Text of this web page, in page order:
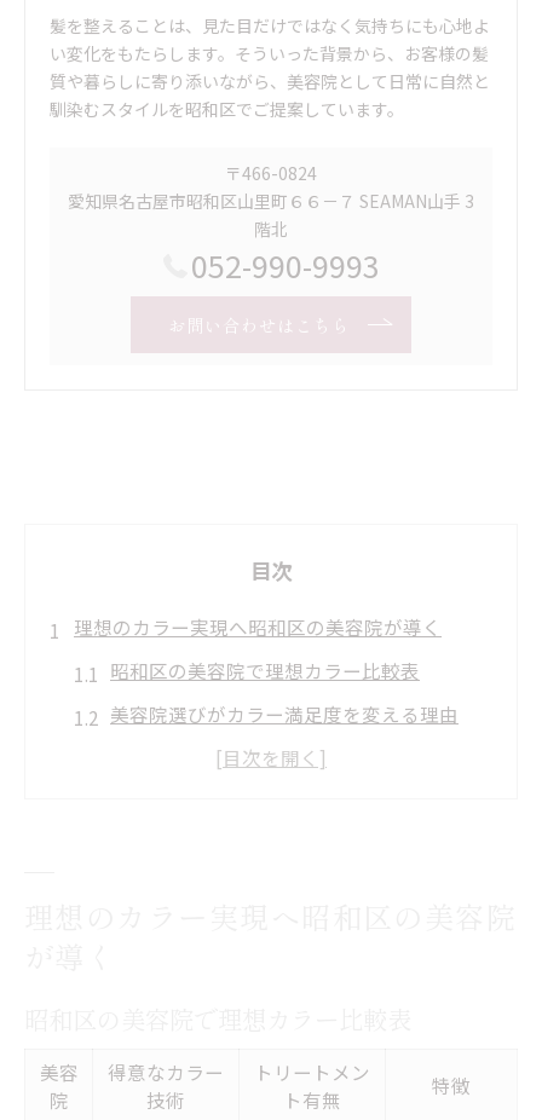
髪を整えることは、見た目だけではなく気持ちにも心地よ
い変化をもたらします。そういった背景から、お客様の髪
質や暮らしに寄り添いながら、美容院として日常に自然と
馴染むスタイルを昭和区でご提案しています。
〒466-0824
愛知県名古屋市昭和区山里町６６－７ SEAMAN山手 3
階北
052-990-9993
お問い合わせはこちら
目次
理想のカラー実現へ昭和区の美容院が導く
昭和区の美容院で理想カラー比較表
美容院選びがカラー満足度を変える理由
髪質や悩みに合わせた美容院の提案力
昭和区エリアで人気の美容院特徴まとめ
口コミや評判を活かした美容院選定術
美容
院
得意なカラー
技術
トリートメン
ト有無
特徴